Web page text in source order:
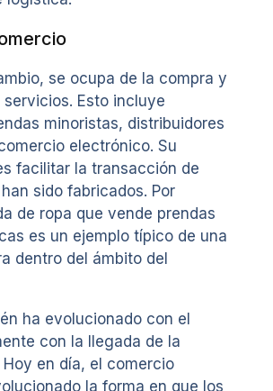
se ocupa de la compra y
Esto incluye
minoristas, distribuidores
electrónico. Su
facilitar la transacción de
sido fabricados. Por
de ropa que vende prendas
es un ejemplo típico de una
dentro del ámbito del
ha evolucionado con el
con la llegada de la
en día, el comercio
la forma en que los